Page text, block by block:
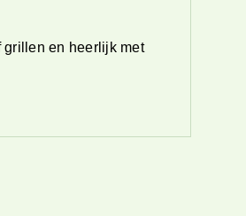
grillen en heerlijk met